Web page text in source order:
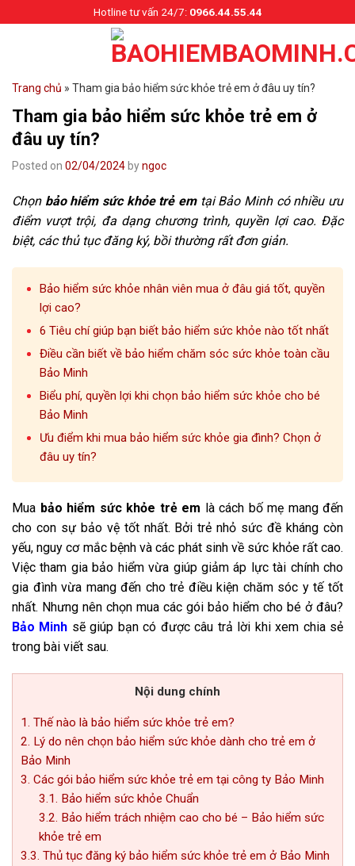
to
Hotline tư vấn 24/7:0966.44.55.44
Trang chủ » Tham gia bảo hiểm sức khỏe trẻ em ở đâu uy tín?
Tham gia bảo hiểm sức khỏe trẻ em ở
đâu uy tín?
Posted on 02/04/2024 byngoc
Chọn bảo hiểm sức khỏe trẻ emtại Bảo Minh có nhiều ưu
điểm vượt trội, đa dạng chương trình, quyền lợi cao. Đặc
biệt, các thủ tục đăng ký, bồi thường rất đơn giản.
Bảo hiểm sức khỏe nhân viên mua ở đâu giá tốt, quyền
lợi cao?
6 Tiêu chí giúp bạn biết bảo hiểm sức khỏe nào tốt nhất
Điều cần biết về bảo hiểm chăm sóc sức khỏe toàn cầu
Bảo Minh
Biểu phí, quyền lợi khi chọn bảo hiểm sức khỏe cho bé
Bảo Minh
Ưu điểm khi mua bảo hiểm sức khỏe gia đình? Chọn ở
đâu uy tín?
Mua bảo hiểm sức khỏe trẻ em là cách bố mẹ mang đến
cho con sự bảo vệ tốt nhất. Bởi trẻ nhỏ sức đề kháng còn
yếu, nguy cơ mắc bệnh và các phát sinh về sức khỏe rất cao.
Việc tham gia bảo hiểm vừa giúp giảm áp lực tài chính cho
gia đình vừa mang đến cho trẻ điều kiện chăm sóc y tế tốt
nhất. Nhưng nên chọn mua các gói bảo hiểm cho bé ở đâu?
Bảo Minh sẽ giúp bạn có được câu trả lời khi xem chia sẻ
trong bài viết sau.
Nội dung chính
1. Thế nào là bảo hiểm sức khỏe trẻ em?
2. Lý do nên chọn bảo hiểm sức khỏe dành cho trẻ em ở
Bảo Minh
3. Các gói bảo hiểm sức khỏe trẻ em tại công ty Bảo Minh
3.1. Bảo hiểm sức khỏe Chuẩn
3.2. Bảo hiểm trách nhiệm cao cho bé – Bảo hiểm sức
khỏe trẻ em
3.3. Thủ tục đăng ký bảo hiểm sức khỏe trẻ em ở Bảo Minh